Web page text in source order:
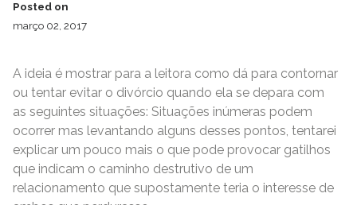
Posted on
março 02, 2017
A ideia é mostrar para a leitora como dá para contornar
ou tentar evitar o divórcio quando ela se depara com
as seguintes situações: Situações inúmeras podem
ocorrer mas levantando alguns desses pontos, tentarei
explicar um pouco mais o que pode provocar gatilhos
que indicam o caminho destrutivo de um
relacionamento que supostamente teria o interesse de